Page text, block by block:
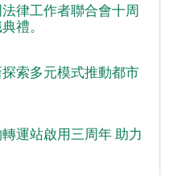
律工作者聯合會十周
禮。
索多元模式推動都市
運站啟用三周年 助力